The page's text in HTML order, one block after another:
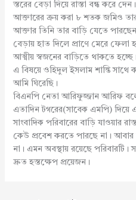
স্তরের বেড়া দিয়ে রাস্তা বন্ধ করে
আক্তারের ক্রয় করা ৮ শতক জমিও
আক্তার তিনি তার বাড়ি যেতে
বেড়ায় হাত দিলে প্রাণে মেরে ফেলা
আত্মীয় স্বজনের বাড়িতে থাকতে হচ্ছে।
এ বিষয়ে ওহিদুল ইসলাম শান্তি
আমি ঘিরেছি।
বিএনপি নেতা আরিফুজ্জান আরিফ
এতাদিন টগরের(সাবেক এমপি) দিয়ে
সাংবাদিক পরিবারের বাড়ি যাওয়ার
কেউ প্রবেশ করতে পারছে না।
না। এমন অবস্থায় রয়েছে পরিবারটি।
দ্রুত হস্তক্ষেপ প্রয়েজন।